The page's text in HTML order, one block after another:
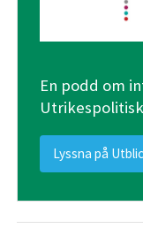
En podd om
Lyssna på